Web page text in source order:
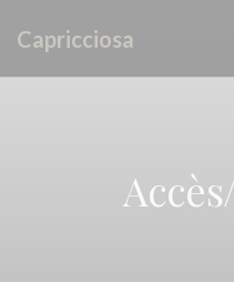
Capricciosa